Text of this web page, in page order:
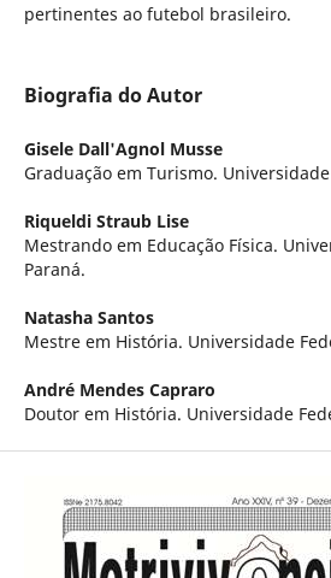
pertinentes ao futebol brasileiro.
Biografia do Autor
Gisele Dall'Agnol Musse
Graduação em Turismo.
Riqueldi Straub Lise
Mestrando em Educação Física.
Paraná.
Natasha Santos
Mestre em História. Universidade
André Mendes Capraro
Doutor em História. Universidade